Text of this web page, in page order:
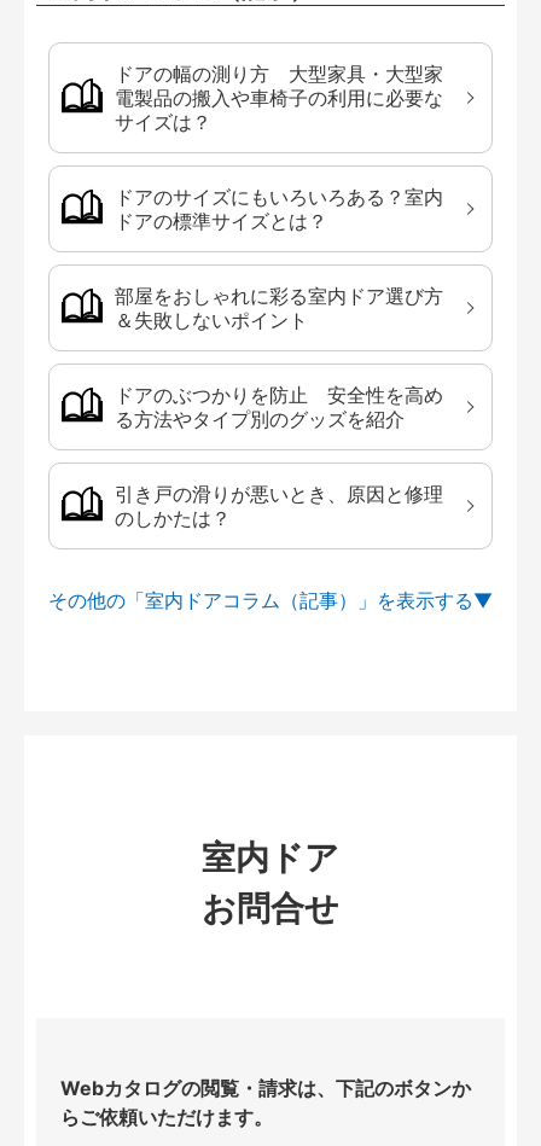
ドアの幅の測り方 大型家具・大型家
電製品の搬入や車椅子の利用に必要な
サイズは？
ドアのサイズにもいろいろある？室内
ドアの標準サイズとは？
部屋をおしゃれに彩る室内ドア選び方
＆失敗しないポイント
ドアのぶつかりを防止 安全性を高め
る方法やタイプ別のグッズを紹介
引き戸の滑りが悪いとき、原因と修理
のしかたは？
その他の「室内ドアコラム（記事）」を
室内ドア
お問合せ
Webカタログの閲覧・請求は、下記のボタンか
らご依頼いただけます。